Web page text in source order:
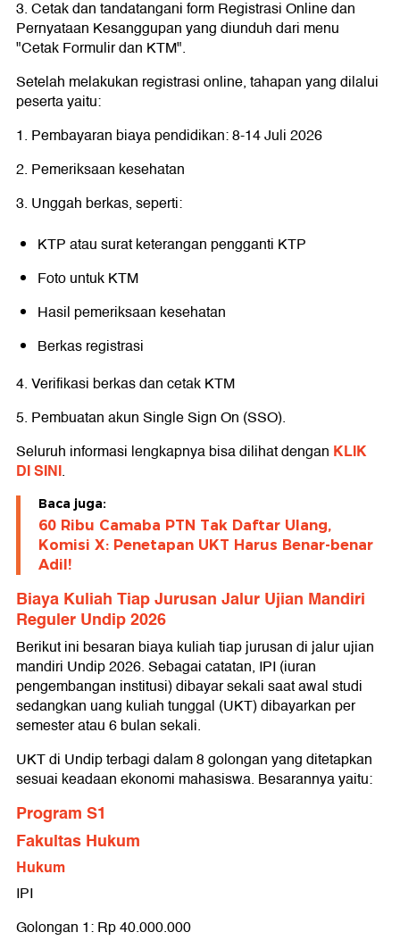
3. Cetak dan tandatangani form Registrasi Online dan
Pernyataan Kesanggupan yang diunduh dari menu
"Cetak Formulir dan KTM".
Setelah melakukan registrasi online, tahapan yang dilalui
peserta yaitu:
1. Pembayaran biaya pendidikan: 8-14 Juli 2026
2. Pemeriksaan kesehatan
3. Unggah berkas, seperti:
KTP atau surat keterangan pengganti KTP
Foto untuk KTM
Hasil pemeriksaan kesehatan
Berkas registrasi
4. Verifikasi berkas dan cetak KTM
5. Pembuatan akun Single Sign On (SSO).
Seluruh informasi lengkapnya bisa dilihat dengan KLIK
DI SINI.
Baca juga:
60 Ribu Camaba PTN Tak Daftar Ulang,
Komisi X: Penetapan UKT Harus Benar-benar
Adil!
Biaya Kuliah Tiap Jurusan Jalur Ujian Mandiri
Reguler Undip 2026
Berikut ini besaran biaya kuliah tiap jurusan di jalur ujian
mandiri Undip 2026. Sebagai catatan, IPI (iuran
pengembangan institusi) dibayar sekali saat awal studi
sedangkan uang kuliah tunggal (UKT) dibayarkan per
semester atau 6 bulan sekali.
UKT di Undip terbagi dalam 8 golongan yang ditetapkan
sesuai keadaan ekonomi mahasiswa. Besarannya yaitu:
Program S1
Fakultas Hukum
Hukum
IPI
Golongan 1: Rp 40.000.000